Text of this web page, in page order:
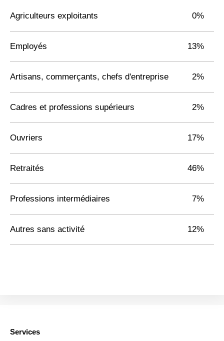
Agriculteurs exploitants 0%
Employés 13%
Artisans, commerçants, chefs d'entreprise 2%
Cadres et professions supérieurs 2%
Ouvriers 17%
Retraités 46%
Professions intermédiaires 7%
Autres sans activité 12%
Services